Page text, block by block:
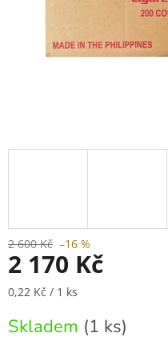
2 600 Kč –16 %
2 170 Kč
Měrná
0,22 Kč / 1 ks
Skladem (1 ks)